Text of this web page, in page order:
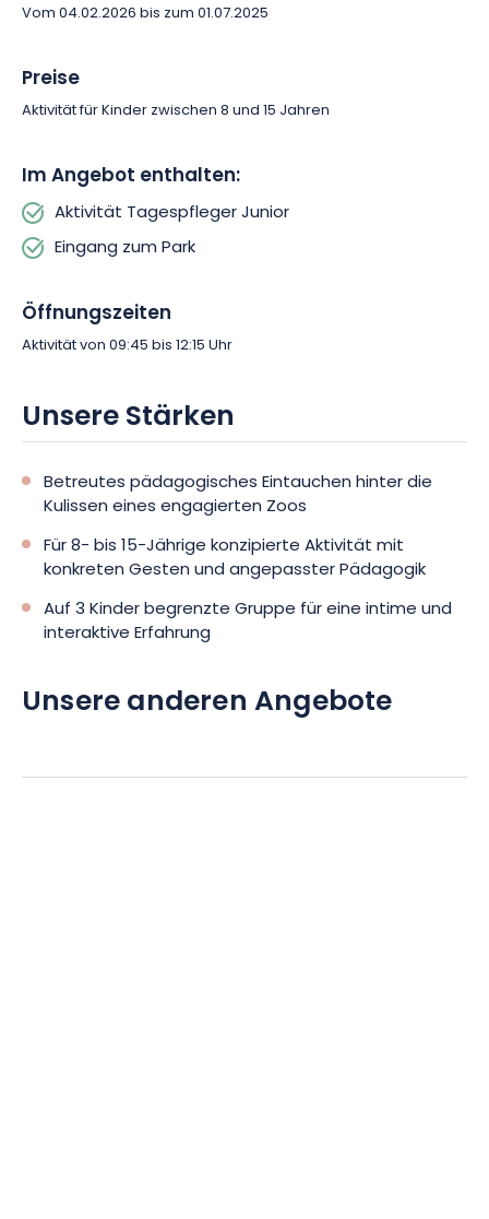
Buchen Sie jetzt, um Ihrem Kind ein originelles und
bieten!
Vom 04.02.2026 bis zum 01.07.2025
Preise
Aktivität für Kinder zwischen 8 und 15 Jahren
Im Angebot enthalten:
Aktivität Tagespfleger Junior
Eingang zum Park
Öffnungszeiten
Aktivität von 09:45 bis 12:15 Uhr
Unsere Stärken
Betreutes pädagogisches Eintauchen hinter die
Kulissen eines engagierten Zoos
Für 8- bis 15-Jährige konzipierte Aktivität mit
konkreten Gesten und angepasster Pädagogik
Auf 3 Kinder begrenzte Gruppe für eine intime und
interaktive Erfahrung
Unsere anderen Angebote